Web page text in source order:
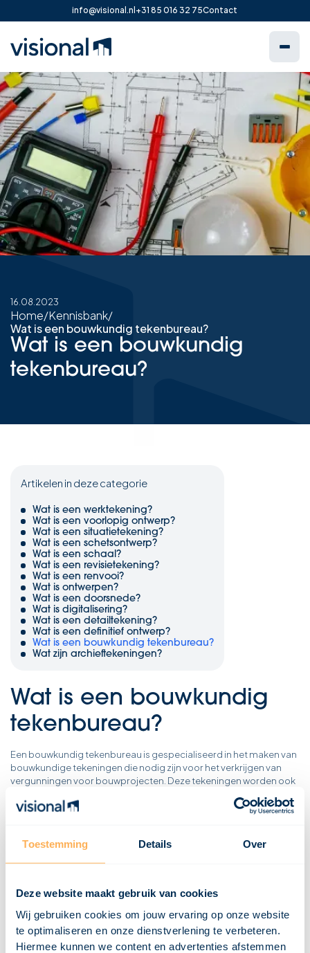
Toestemming Details Over
Deze website maakt gebruik van cookies
Wij gebruiken cookies om jouw ervaring op onze website
te optimaliseren en onze dienstverlening te verbeteren.
Hiermee kunnen we content en advertenties afstemmen
info@visional.nl +31 85 016 32 75Contact
16.08.2023
Home/Kennisbank/
Wat is een bouwkundig tekenbureau?
Wat is een bouwkundig
tekenbureau?
Artikelen in deze categorie
Wat is een werktekening?
Wat is een voorlopig ontwerp?
Wat is een situatietekening?
Wat is een schetsontwerp?
Wat is een schaal?
Wat is een revisietekening?
Wat is een renvooi?
Wat is ontwerpen?
Wat is een doorsnede?
Wat is digitalisering?
Wat is een detailtekening?
Wat is een definitief ontwerp?
Wat is een bouwkundig tekenbureau?
Wat zijn archieftekeningen?
Wat is een bouwkundig
tekenbureau?
Een bouwkundig tekenbureau is gespecialiseerd in het maken van
bouwkundige tekeningen die nodig zijn voor het verkrijgen van
vergunningen voor bouwprojecten. Deze tekeningen worden ook
begin van het project tot en met de vergunningsaanvraag
De tekeningen kunnen zowel in 2D als 3D worden gemaakt,